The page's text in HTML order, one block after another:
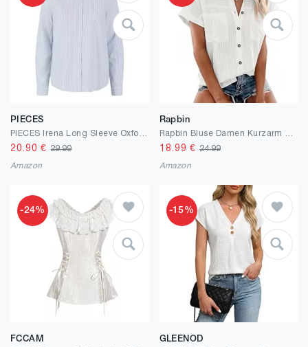
PIECES
20.90 €29.99
Amazon
Rapbin
18.99 € 24.99
Amazon
-24%
FCCAM
-15%
GLEENOD